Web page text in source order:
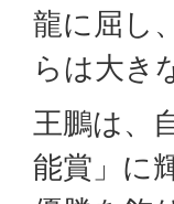
龍に屈し
らは大き
王鵬は、
能賞」に